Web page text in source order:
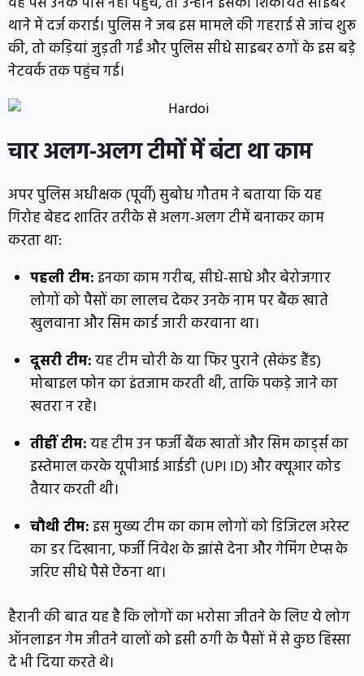
थाने में दर्ज कराई। पुलिस ने जब इस मामले की गहराई से जांच शुरू
की, तो कड़ियां जुड़ती गईं और पुलिस सीधे साइबर ठगों के इस बड़े
नेटवर्क तक पहुंच गई।
चार अलग-अलग टीमों में बंटा था काम
अपर पुलिस अधीक्षक (पूर्वी) सुबोध गौतम ने बताया कि यह
गिरोह बेहद शातिर तरीके से अलग-अलग टीमें बनाकर काम
करता था:
पहली टीम:इनका काम गरीब, सीधे-साधे और बेरोजगार
लोगों को पैसों का लालच देकर उनके नाम पर बैंक खाते
खुलवाना और सिम कार्ड जारी करवाना था।
दूसरी टीम:यह टीम चोरी के या फिर पुराने (सेकंड हैंड)
मोबाइल फोन का इंतजाम करती थी, ताकि पकड़े जाने का
खतरा न रहे।
तीहीं टीम:यह टीम उन फर्जी बैंक खातों और सिम कार्ड्स का
इस्तेमाल करके यूपीआई आईडी (UPI ID) और क्यूआर कोड
तैयार करती थी।
चौथी टीम:इस मुख्य टीम का काम लोगों को डिजिटल अरेस्ट
का डर दिखाना, फर्जी निवेश के झांसे देना और गेमिंग ऐप्स के
जरिए सीधे पैसे ऐंठना था।
हैरानी की बात यह है कि लोगों का भरोसा जीतने के लिए ये लोग
ऑनलाइन गेम जीतने वालों को इसी ठगी के पैसों में से कुछ हिस्सा
दे भी दिया करते थे।